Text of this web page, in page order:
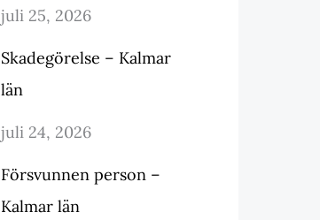
juli 25, 2026
Skadegörelse – Kalmar
län
juli 24, 2026
Försvunnen person –
Kalmar län